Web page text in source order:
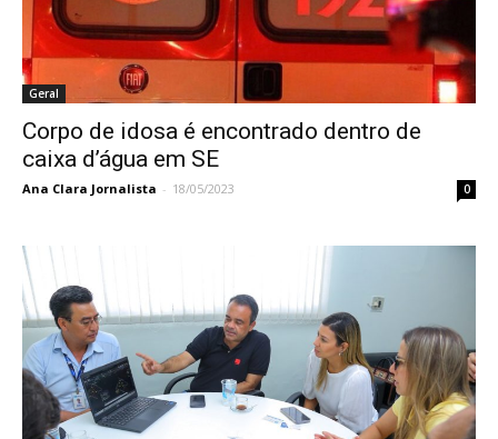
Geral
Corpo de idosa é encontrado dentro de
caixa d’água em SE
Ana Clara Jornalista - 18/05/2023 0